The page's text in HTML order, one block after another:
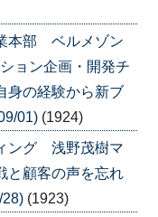
本部 ベルメゾン
ョン企画・開発チ
の経験から新ブ
01) (1924)
ング 浅野茂樹マ
顧客の声を忘れ
28) (1923)